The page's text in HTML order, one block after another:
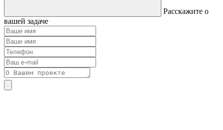
Расскажите о
вашей задаче